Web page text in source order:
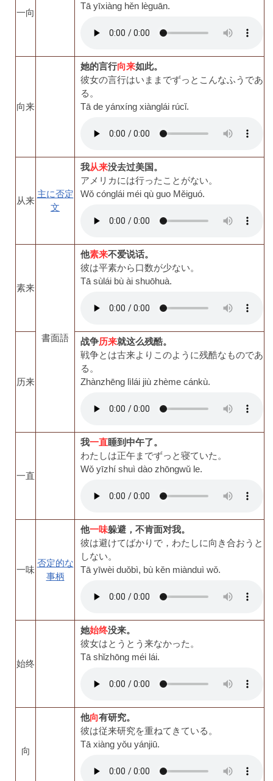
一向
Tā yīxiàng hěn lèguān.
向来
她的言行向来如此。
彼女の言行はいままでずっとこんなふうであ
る。
Tā de yánxíng xiànglái rúcǐ.
从来
主に否定
文
我从来没去过美国。
アメリカには行ったことがない。
Wǒ cónglái méi qù guo Měiguó.
素来
書面語
他素来不爱说话。
彼は平素から口数が少ない。
Tā sùlái bù ài shuōhuà.
历来
战争历来就这么残酷。
戦争とは古来よりこのように残酷なものであ
る。
Zhànzhēng lìlái jiù zhème cánkù.
一直
我一直睡到中午了。
わたしは正午までずっと寝ていた。
Wǒ yīzhí shuì dào zhōngwǔ le.
一味
否定的な
事柄
他一味躲避，不肯面对我。
彼は避けてばかりで，わたしに向き合おうと
しない。
Tā yīwèi duǒbì, bù kěn miànduì wǒ.
始终
她始终没来。
彼女はとうとう来なかった。
Tā shǐzhōng méi lái.
向
他向有研究。
彼は従来研究を重ねてきている。
Tā xiàng yǒu yánjiū.